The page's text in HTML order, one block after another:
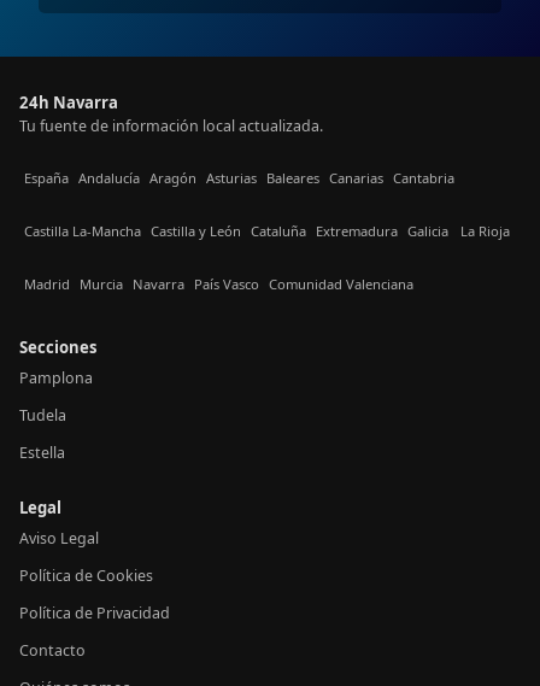
24h Navarra
Tu fuente de información local actualizada.
España Andalucía Aragón Asturias Baleares Canarias Cantabria
Castilla La-Mancha Castilla y León Cataluña Extremadura Galicia La Rioja
Madrid Murcia Navarra País Vasco Comunidad Valenciana
Secciones
Pamplona
Tudela
Estella
Legal
Aviso Legal
Política de Cookies
Política de Privacidad
Contacto